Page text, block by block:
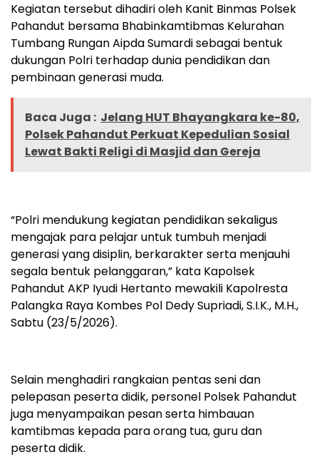
Kegiatan tersebut dihadiri oleh Kanit Binmas Polsek
Pahandut bersama Bhabinkamtibmas Kelurahan
Tumbang Rungan Aipda Sumardi sebagai bentuk
dukungan Polri terhadap dunia pendidikan dan
pembinaan generasi muda.
Baca Juga : Jelang HUT Bhayangkara ke-80,
Polsek Pahandut Perkuat Kepedulian Sosial
Lewat Bakti Religi di Masjid dan Gereja
“Polri mendukung kegiatan pendidikan sekaligus
mengajak para pelajar untuk tumbuh menjadi
generasi yang disiplin, berkarakter serta menjauhi
segala bentuk pelanggaran,” kata Kapolsek
Pahandut AKP Iyudi Hertanto mewakili Kapolresta
Palangka Raya Kombes Pol Dedy Supriadi, S.I.K., M.H.,
Sabtu (23/5/2026).
Selain menghadiri rangkaian pentas seni dan
pelepasan peserta didik, personel Polsek Pahandut
juga menyampaikan pesan serta himbauan
kamtibmas kepada para orang tua, guru dan
peserta didik.